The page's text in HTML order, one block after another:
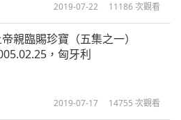
印度時，我是個男人。印度
者，她們身上不穿任何衣
過一些照片，對嗎？人們也
禮，輕觸她們的腳，親吻她
2019-07-22 11186次觀看
親臨賜珍寶（五集之一）
，匈牙利
2019-07-17 14755 次觀看